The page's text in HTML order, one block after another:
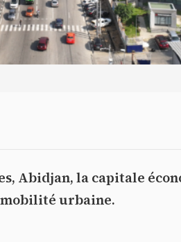
Abidjan, la capitale
urbaine.